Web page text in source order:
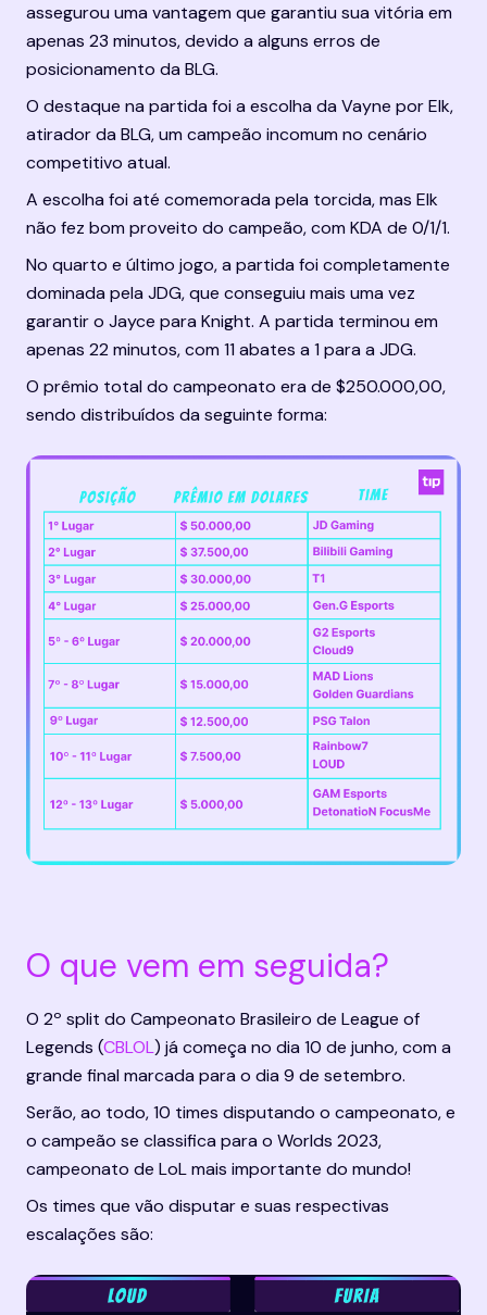
assegurou uma vantagem que garantiu sua vitória em
apenas 23 minutos, devido a alguns erros de
posicionamento da BLG.
O destaque na partida foi a escolha da Vayne por Elk,
atirador da BLG, um campeão incomum no cenário
competitivo atual.
A escolha foi até comemorada pela torcida, mas Elk
não fez bom proveito do campeão, com KDA de 0/1/1.
No quarto e último jogo, a partida foi completamente
dominada pela JDG, que conseguiu mais uma vez
garantir o Jayce para Knight. A partida terminou em
apenas 22 minutos, com 11 abates a 1 para a JDG.
O prêmio total do campeonato era de $250.000,00,
sendo distribuídos da seguinte forma:
O que vem em seguida?
O 2º split do Campeonato Brasileiro de League of
Legends (CBLOL) já começa no dia 10 de junho, com a
grande final marcada para o dia 9 de setembro.
Serão, ao todo, 10 times disputando o campeonato, e
o campeão se classifica para o Worlds 2023,
campeonato de LoL mais importante do mundo!
Os times que vão disputar e suas respectivas
escalações são: